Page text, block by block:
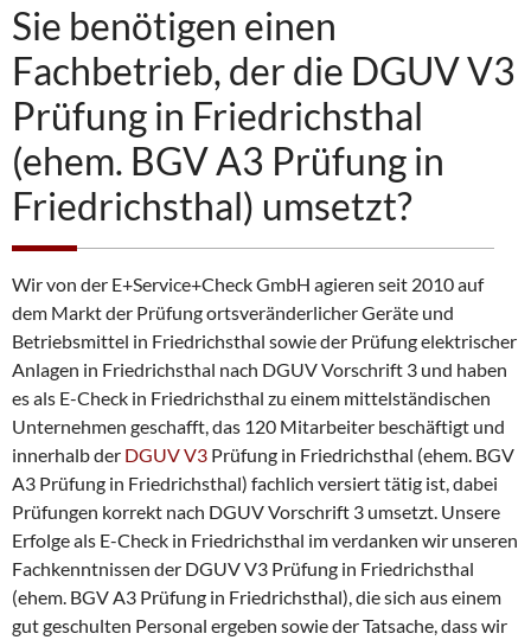
r
m
i
n
v
e
r
e
i
n
b
r
e
n
Sie benötigen einen
Fachbetrieb, der die DGUV V3
Prüfung in Friedrichsthal
(ehem. BGV A3 Prüfung in
Friedrichsthal) umsetzt?
Wir von der E+Service+Check GmbH agieren seit 2010 auf
dem Markt der Prüfung ortsveränderlicher Geräte und
Betriebsmittel in Friedrichsthal sowie der Prüfung elektrischer
Anlagen in Friedrichsthal nach DGUV Vorschrift 3 und haben
es als E-Check in Friedrichsthal zu einem mittelständischen
Unternehmen geschafft, das 120 Mitarbeiter beschäftigt und
innerhalb der DGUV V3 Prüfung in Friedrichsthal (ehem. BGV
A3 Prüfung in Friedrichsthal) fachlich versiert tätig ist, dabei
Prüfungen korrekt nach DGUV Vorschrift 3 umsetzt. Unsere
Erfolge als E-Check in Friedrichsthal im verdanken wir unseren
Fachkenntnissen der DGUV V3 Prüfung in Friedrichsthal
(ehem. BGV A3 Prüfung in Friedrichsthal), die sich aus einem
gut geschulten Personal ergeben sowie der Tatsache, dass wir